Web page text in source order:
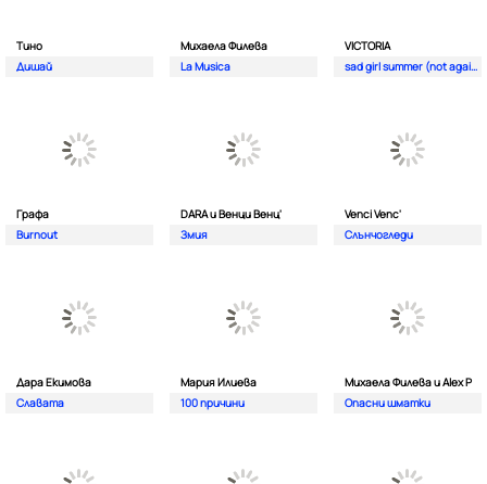
Тино
Дишай
Михаела Филева
La Musica
VICTORIA
sad girl summer (not again)
Графа
Burnout
DARA и Венци Венц'
Змия
Venci Venc'
Слънчогледи
Дара Екимова
Славата
Мария Илиева
100 причини
Михаела Филева и Alex P
Опасни шматки